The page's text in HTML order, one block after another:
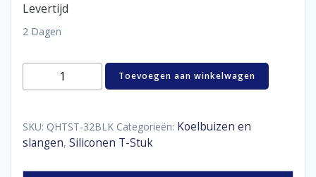
Levertijd
2 Dagen
Siliconen
32mm
-
Lengte
100mm
Toevoegen aan winkelwagen
SKU: QHTST-32BLK Categorieën: Koelbuizen en
slangen, Siliconen T-Stuk